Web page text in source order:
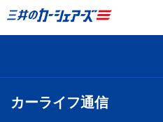
カーライフ通信